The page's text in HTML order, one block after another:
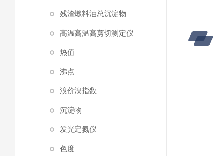
残渣燃料油总沉淀物
高温高温高剪切测定仪
热值
沸点
溴价溴指数
沉淀物
发光定氮仪
色度